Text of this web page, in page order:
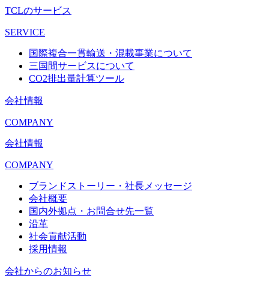
TCLのサービス
SERVICE
国際複合一貫輸送・混載事業について
三国間サービスについて
CO2排出量計算ツール
会社情報
COMPANY
会社情報
COMPANY
ブランドストーリー・社長メッセージ
会社概要
国内外拠点・お問合せ先一覧
沿革
社会貢献活動
採用情報
会社からのお知らせ